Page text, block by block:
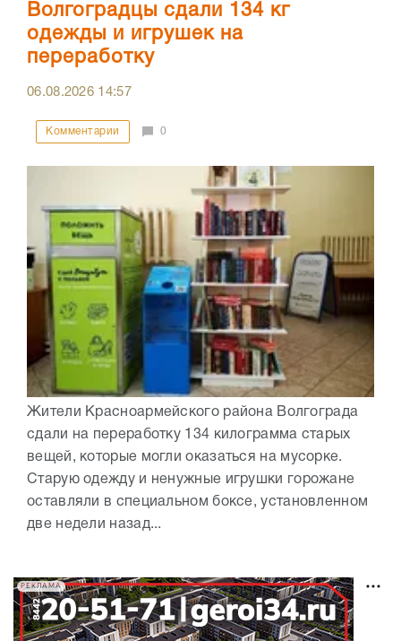
Волгоградцы сдали 134 кг
одежды и игрушек на
переработку
06.08.2026 14:57
Комментарии 0
Жители Красноармейского района Волгограда
сдали на переработку 134 килограмма старых
вещей, которые могли оказаться на мусорке.
Старую одежду и ненужные игрушки горожане
оставляли в специальном боксе, установленном
две недели назад...
РЕКЛАМА